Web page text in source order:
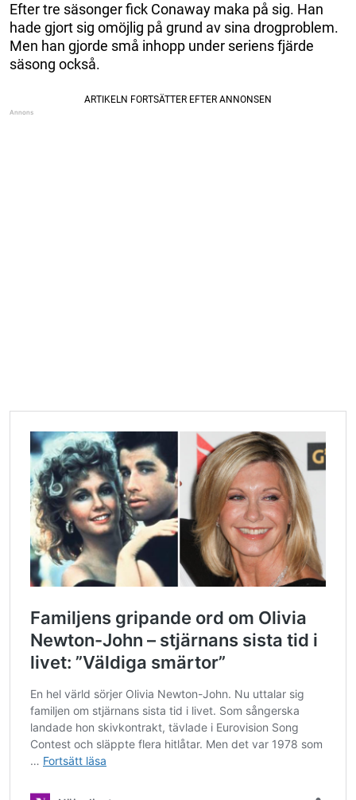
Efter tre säsonger fick Conaway maka på sig. Han
hade gjort sig omöjlig på grund av sina drogproblem.
Men han gjorde små inhopp under seriens fjärde
säsong också.